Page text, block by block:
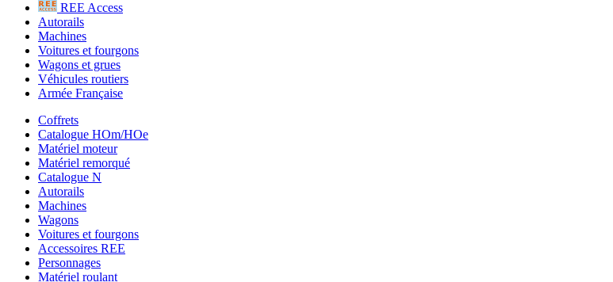
REE Access
Autorails
Machines
Voitures et fourgons
Wagons et grues
Véhicules routiers
Armée Française
Coffrets
Catalogue HOm/HOe
Matériel moteur
Matériel remorqué
Catalogue N
Autorails
Machines
Wagons
Voitures et fourgons
Accessoires REE
Personnages
Matériel roulant